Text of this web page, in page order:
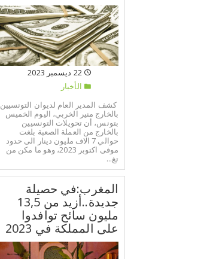
22 ديسمبر 2023
الأخبار
كشف المدير العام لديوان التونسيين
بالخارج منير الخربي، اليوم الخميس
بتونس، أن تحويلات التونسيين
بالخارج من العملة الصعبة بلغت
حوالي 7 الاف مليون دينار الى حدود
موفى اكتوبر 2023، وهو ما مكن من
تغ...
المغرب:في حصيلة
جديدة..أزيد من 13,5
مليون سائح توافدوا
على المملكة في 2023